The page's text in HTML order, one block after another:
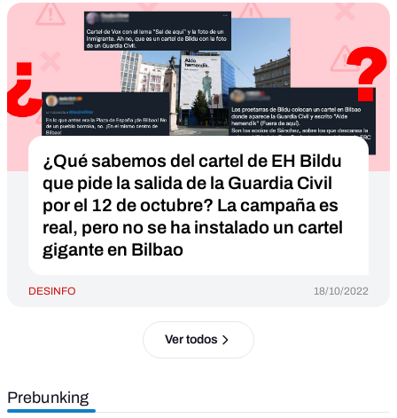
¿Qué sabemos del cartel de EH Bildu
que pide la salida de la Guardia Civil
por el 12 de octubre? La campaña es
real, pero no se ha instalado un cartel
gigante en Bilbao
DESINFO 18/10/2022
Ver todos
Prebunking